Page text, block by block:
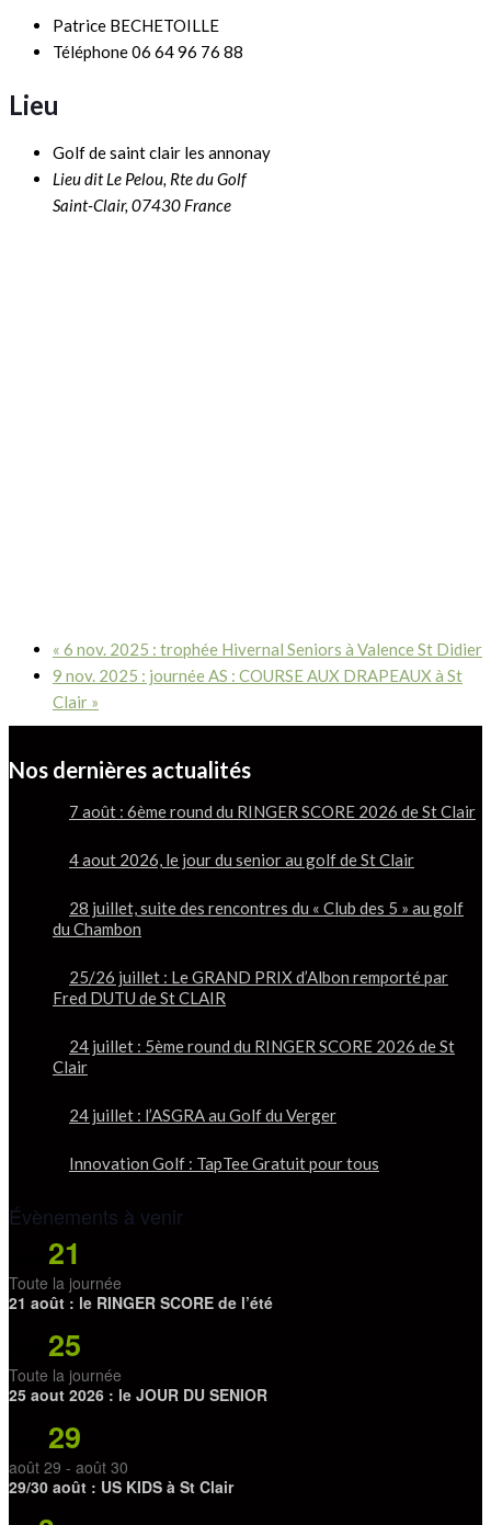
Patrice BECHETOILLE
Téléphone06 64 96 76 88
Lieu
Golf de saint clair les annonay
Lieu dit Le Pelou, Rte du Golf
Saint-Clair, 07430 France
« 6 nov. 2025 : trophée Hivernal Seniors à Valence St Didier
9 nov. 2025 : journée AS : COURSE AUX DRAPEAUX à St
Clair »
Nos dernières actualités
7 août : 6ème round du RINGER SCORE 2026 de St Clair
4 aout 2026, le jour du senior au golf de St Clair
28 juillet, suite des rencontres du « Club des 5 » au golf
du Chambon
25/26 juillet : Le GRAND PRIX d’Albon remporté par
Fred DUTU de St CLAIR
24 juillet : 5ème round du RINGER SCORE 2026 de St
Clair
24 juillet : l’ASGRA au Golf du Verger
Innovation Golf : TapTee Gratuit pour tous
Évènements à venir
21
Toute la journée
21 août : le RINGER SCORE de l’été
25
Toute la journée
25 aout 2026 : le JOUR DU SENIOR
29
août 29 - août 30
29/30 août : US KIDS à St Clair